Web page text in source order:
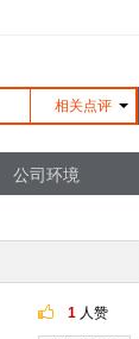
相关点评
公司环境
1 人赞